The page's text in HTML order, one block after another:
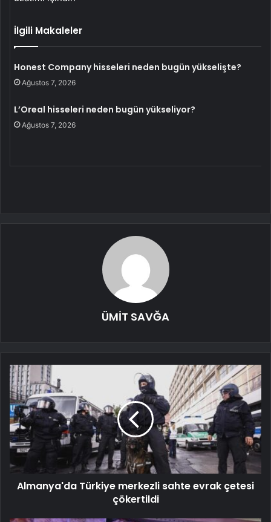
İlgili Makaleler
Honest Company hisseleri neden bugün yükselişte?
Ağustos 7, 2026
L’Oreal hisseleri neden bugün yükseliyor?
Ağustos 7, 2026
ÜMİT SAVĞA
Almanya'da Türkiye merkezli sahte evrak çetesi
çökertildi